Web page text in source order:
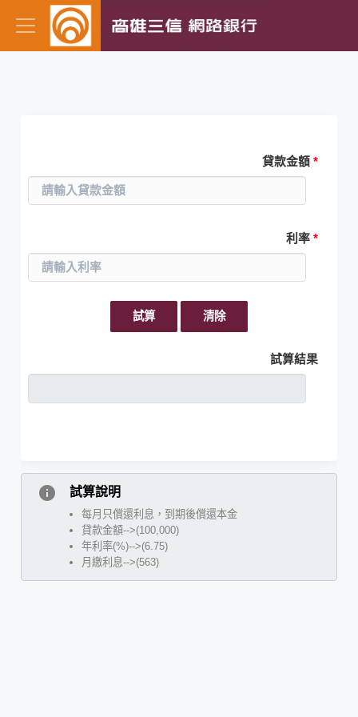
貸款金額*
利率*
試算 清除
試算結果
info 試算說明
每月只償還利息，到期後償還本金
貸款金額-->(100,000)
年利率(%)-->(6.75)
月繳利息-->(563)